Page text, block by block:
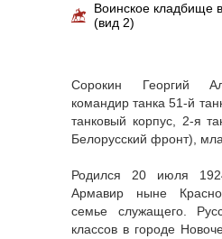
Воинское кладбище
(вид 2)
Сорокин Георгий
командир танка 51-й
танковый корпус, 2-я
Белорусский фронт),
Родился 20 июля
Армавир ныне
семье служащего.
классов в городе